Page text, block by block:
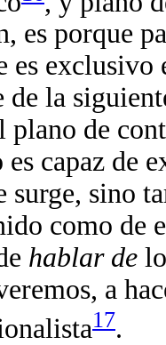
es porque
es
de la
plano de
capaz de
surge, sino
como de
hablar de
a
17.